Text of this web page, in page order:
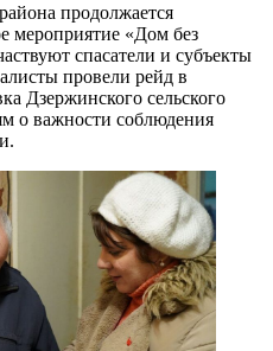
продолжается
мероприятие «Дом без
спасатели и субъекты
провели рейд в
Дзержинского сельского
о важности соблюдения